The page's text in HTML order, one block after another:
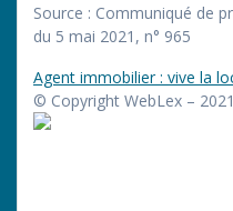
Source : Communiqué de
du 5 mai 2021, n° 965
Agent immobilier : vive la
© Copyright WebLex – 2021